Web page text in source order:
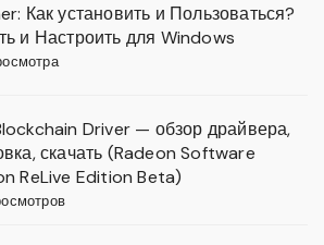
Как установить и Пользоваться?
и Настроить для Windows
Driver — обзор драйвера,
скачать (Radeon Software
ReLive Edition Beta)